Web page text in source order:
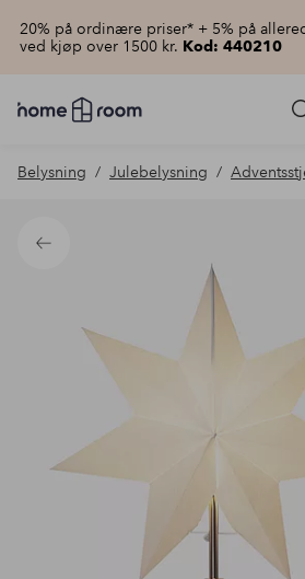
20% på ordinære priser* + 5% på
ved kjøp over 1500 kr. Kod: 440210
Homeroom
–
hjemmet
pris
Belysning Julebelysning
Tilbake